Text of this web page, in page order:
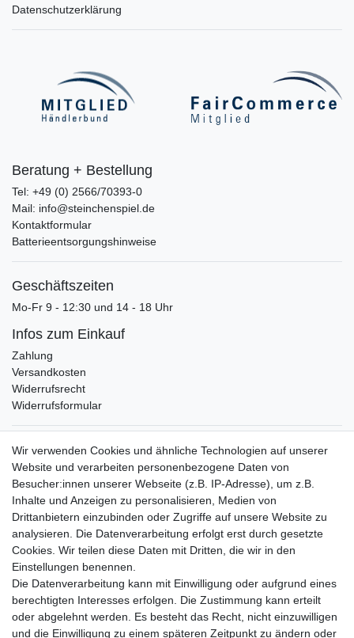
Datenschutzerklärung
Beratung + Bestellung
Tel: +49 (0) 2566/70393-0
Mail: info@steinchenspiel.de
Kontaktformular
Batterieentsorgungshinweise
Geschäftszeiten
Mo-Fr 9 - 12:30 und 14 - 18 Uhr
Infos zum Einkauf
Zahlung
Versandkosten
Widerrufsrecht
Widerrufsformular
Verpackungslizenz
bei der Landbell AG
Zahlungsarten
Vorabüberweisung
Rechnungskauf
Zahlung bei Abholung
PayPal (inkl. Kreditkarten)
Wir verwenden Cookies und ähnliche Technologien auf unserer
Website und verarbeiten personenbezogene Daten von
Besucher:innen unserer Webseite (z.B. IP-Adresse), um z.B.
Inhalte und Anzeigen zu personalisieren, Medien von
Drittanbietern einzubinden oder Zugriffe auf unsere Website zu
analysieren. Die Datenverarbeitung erfolgt erst durch gesetzte
Cookies. Wir teilen diese Daten mit Dritten, die wir in den
Einstellungen benennen.
Die Datenverarbeitung kann mit Einwilligung oder aufgrund eines
berechtigten Interesses erfolgen. Die Zustimmung kann erteilt
oder abgelehnt werden. Es besteht das Recht, nicht einzuwilligen
und die Einwilligung zu einem späteren Zeitpunkt zu ändern oder